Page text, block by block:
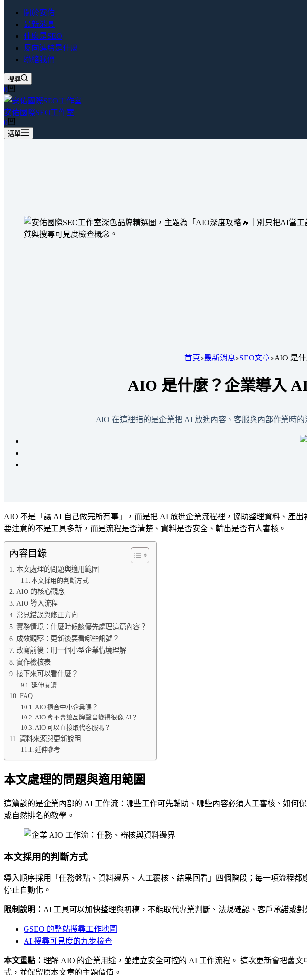
關於安佑
最新消息
什麼是SEO
反向連結是什麼
聯絡我們
搜尋
0
安佑國際SEO工作室
0
選單
首頁 最新消息 SEO文章 AIO 是
AIO 是什麼？企業導入
AIO 在這裡指的是企業把 AI 放進內容、客服與內部作業時
AIO 不是「讓 AI 自己做完所有事」，而是把 AI 放進企業流程裡，協助整理資料、產
要注意的不是工具多新，而是流程是否清楚、資料是否安全、輸出是否有人審核。
內容目錄
本文處理的問題與適用範圍
本文採用的判斷方式
AIO 的核心觀念
AIO 導入流程
常見錯誤與修正方向
實務情境：什麼時候該優先處理這篇內容？
成效觀察：更新後要看哪些訊號？
改寫前後：用一個小型企業情境理解
實作檢核表
接下來可以看什麼？
延伸閱讀
FAQ
AIO 適合中小企業嗎？
AIO 會不會讓品牌聲音變得很像 AI？
AIO 可以直接取代客服嗎？
資料來源與更新說明
延伸參考
本文處理的問題與適用範圍
這篇談的是企業內部的 AI 工作流：哪些工作可先輔助、哪些內容必須人工審核、如何
或自然排名的教學。
本文採用的判斷方式
導入順序採用「任務盤點、資料邊界、人工覆核、結果回看」四個階段；每一項流程都
停止自動化。
限制說明： AI 工具可以加快整理與初稿，不能取代專業判斷、法規確認、客戶承諾或對
GSEO 的整站搜尋工作地圖
AI 搜尋可見度的九步檢查
本文重點： 理解 AIO 的企業用途，並建立安全可控的 AI 工作流程。 這次更新會把舊
式，並保留原本文章的主題價值。